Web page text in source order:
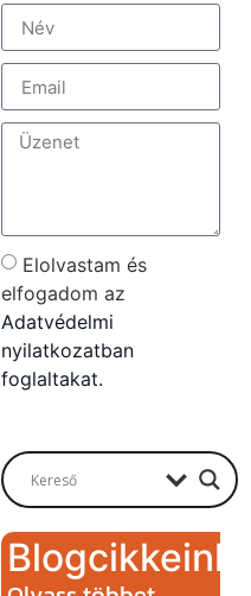
Elolvastam és
elfogadom az
Adatvédelmi
nyilatkozatban
foglaltakat.
Blogcikkeink